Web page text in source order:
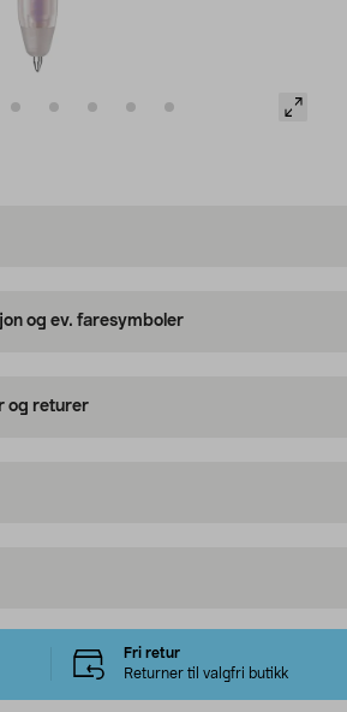
og ev. faresymboler
og returer
Fri retur
Returner til valgfri butikk